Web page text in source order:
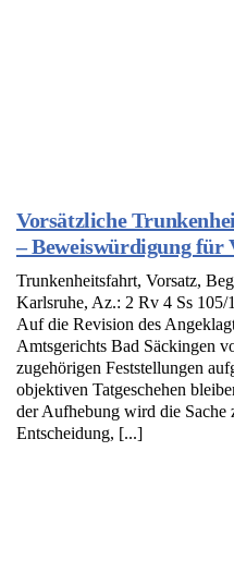
Vorsätzliche
– Beweiswürdigung für
Trunkenheitsfahrt, Vorsatz,
Karlsruhe, Az.: 2 Rv 4 Ss 105/
Auf die Revision des
Amtsgerichts Bad Säckingen
zugehörigen Feststellungen
objektiven Tatgeschehen
der Aufhebung wird die Sache
Entscheidung, [...]